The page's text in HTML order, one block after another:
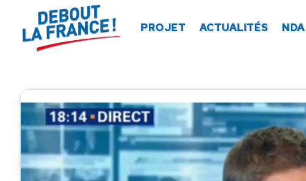
PROJET ACTUALITÉS NDA
Panneau de gestion des cookies